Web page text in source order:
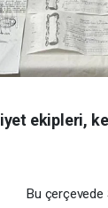
ekipleri,
Bu çerçevede